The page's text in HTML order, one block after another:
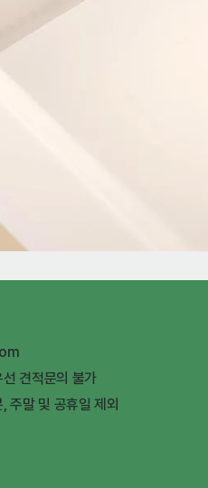
견적문의 불가
말 및 공휴일 제외